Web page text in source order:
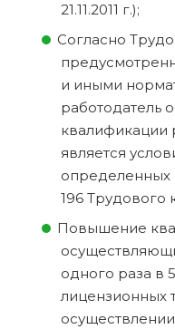
21.11.2011 г.);
Согласно
и иными
работодатель
квалификации
является
определенных
196 Трудового
Повышение
одного раза в
лицензионных